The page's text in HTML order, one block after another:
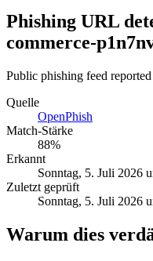
Phishing URL
commerce-
Public phishing feed
Quelle
OpenPhish
Match-Stärke
88%
Erkannt
Sonntag, 5. Juli 2026
Zuletzt geprüft
Sonntag, 5. Juli 2026
Warum dies